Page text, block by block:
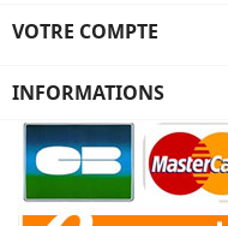
VOTRE COMPTE
INFORMATIONS